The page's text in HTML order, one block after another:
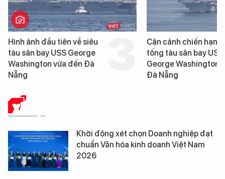
Hình ảnh đầu tiên về siêu
tàu sân bay USS George
Washington vừa đến Đà
Nẵng
Cận cảnh chiến hạm
tống tàu sân bay USS
George Washington
Đà Nẵng
XÃ HỘI
Khởi động xét chọn Doanh nghiệp đạt
chuẩn Văn hóa kinh doanh Việt Nam
2026